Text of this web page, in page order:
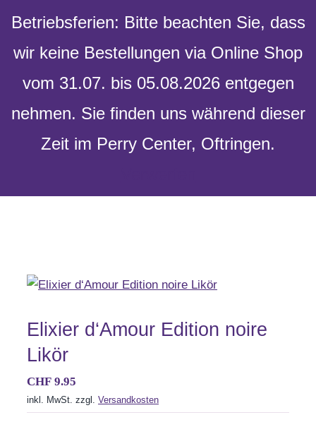
Betriebsferien: Bitte beachten Sie, dass
wir keine Bestellungen via Online Shop
vom 31.07. bis 05.08.2026 entgegen
nehmen. Sie finden uns während dieser
Zeit im Perry Center, Oftringen.
Skip to content
Toggle
Navigation
Über uns
Elixier d‘Amour Edition noire
Likör
CHF9.95
inkl. MwSt. zzgl. Versandkosten